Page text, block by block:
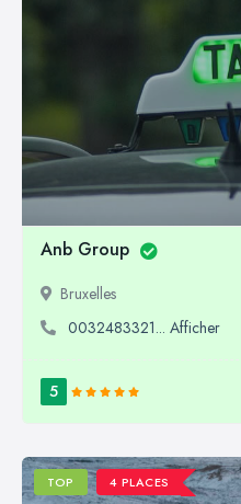
Anb Group
Bruxelles
0032483321... Afficher
5
TOP 4 PLACES